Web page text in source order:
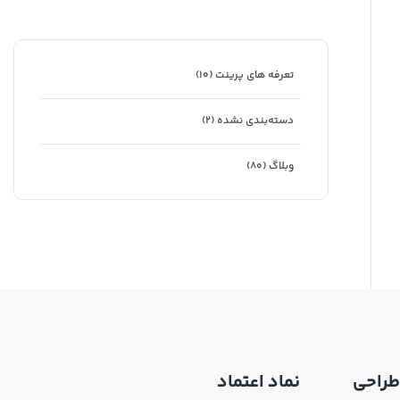
تعرفه های پرینت (۱۰)
دسته‌بندی نشده (۲)
وبلاگ (۸۰)
نماد اعتماد